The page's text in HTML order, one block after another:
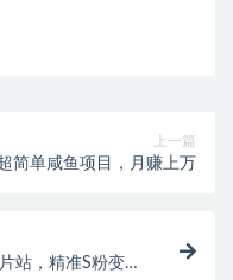
上一篇
简单咸鱼项目，月赚上万
站，精准S粉变现